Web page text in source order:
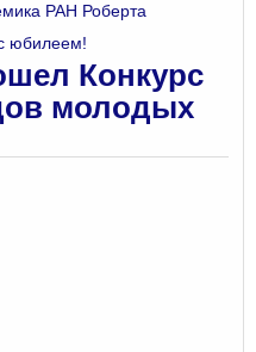
РАН Роберта
юбилеем!
Конкурс
молодых